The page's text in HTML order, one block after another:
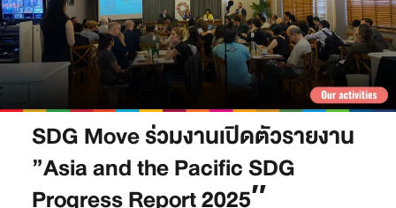
SDG Move ร่วมงานเปิดตัวรายงาน ​
”Asia and the Pacific SDG
Progress Report 2025″